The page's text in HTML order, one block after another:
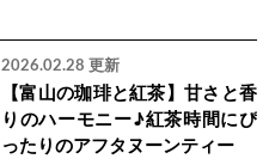
2026.02.28 更新
【富山の珈琲と紅茶】甘さと香
りのハーモニー♪紅茶時間にぴ
ったりのアフタヌーンティー